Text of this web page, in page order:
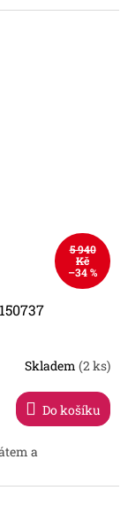
5 940
Kč
–34 %
Skladem (2 ks)
Do košíku
a